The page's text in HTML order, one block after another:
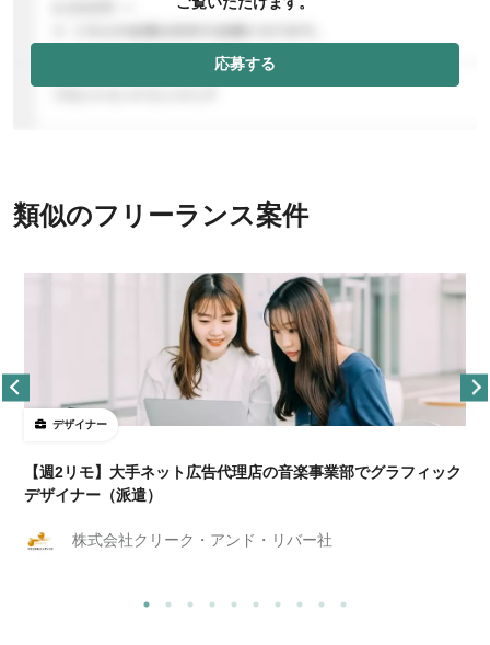
応募する
類似のフリーランス案件
デザイナー
【週2リモ】大手ネット広告代理店の音楽事業部でグラフィック
デザイナー（派遣）
株式会社クリーク・アンド・リバー社